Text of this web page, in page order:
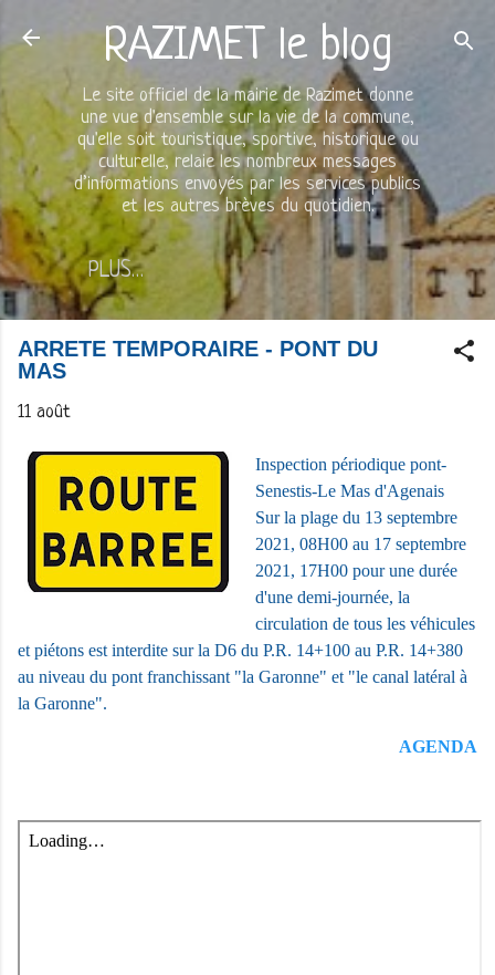
Accéder au contenu principal
RAZIMET le blog
Le site officiel de la mairie de Razimet donne
une vue d'ensemble sur la vie de la commune,
qu'elle soit touristique, sportive, historique ou
culturelle, relaie les nombreux messages
d’informations envoyés par les services publics
et les autres brèves du quotidien.
PLUS…
ARRETE TEMPORAIRE - PONT DU
MAS
11 août
Inspection périodique pont-
Senestis-Le Mas d'Agenais
Sur la plage du 13 septembre
2021, 08H00 au 17 septembre
2021, 17H00 pour une durée
d'une demi-journée, la
circulation de tous les véhicules
et piétons est interdite sur la D6 du P.R. 14+100 au P.R. 14+380
au niveau du pont franchissant "la Garonne" et "le canal latéral à
la Garonne".
AGENDA